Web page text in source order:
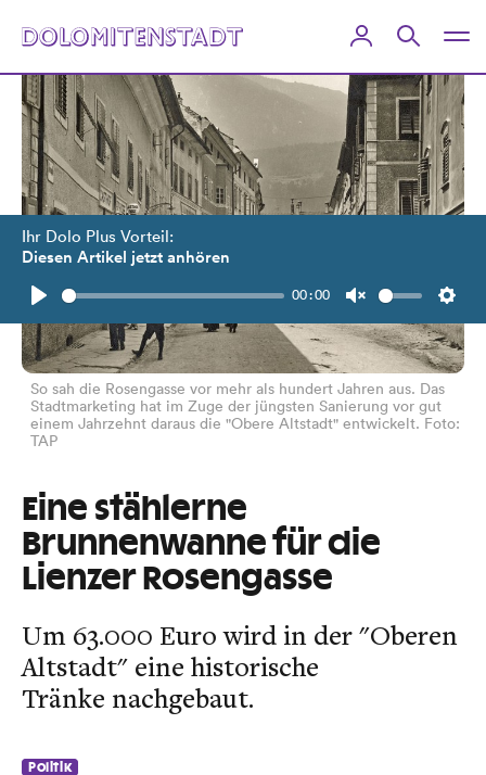
Ihr Dolo Plus Vorteil:
Diesen Artikel jetzt anhören
Play
00:00
Unmute
So sah die Rosengasse vor mehr als hundert Jahren aus. Das
Stadtmarketing hat im Zuge der jüngsten Sanierung vor gut
einem Jahrzehnt daraus die "Obere Altstadt" entwickelt. Foto:
TAP
Eine stählerne
Brunnenwanne für die
Lienzer Rosengasse
Um 63.000 Euro wird in der "Oberen
Altstadt" eine historische
Tränke nachgebaut.
Politik